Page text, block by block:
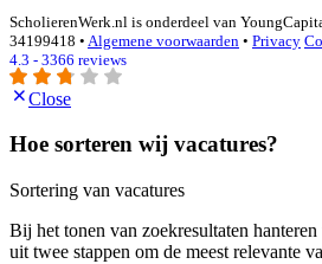
ScholierenWerk.nl is onderdeel van
34199418 • Algemene voorwaarden • Privacy
4.3 - 3366 reviews
Close
Hoe sorteren wij vacatures?
Sortering van vacatures
Bij het tonen van zoekresultaten
uit twee stappen om de meest relevante